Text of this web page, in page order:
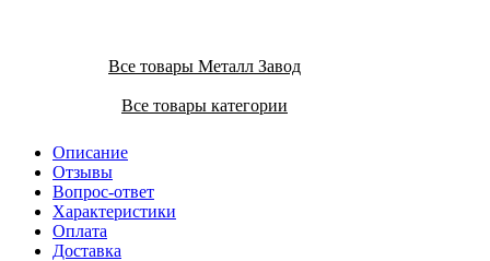
Все товары Металл Завод
Все товары категории
Описание
Отзывы
Вопрос-ответ
Характеристики
Оплата
Доставка